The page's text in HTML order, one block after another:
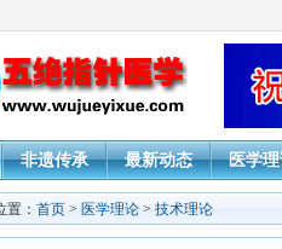
非遗传承 最新动态 医学
置： 首页 > 医学理论 > 技术理论